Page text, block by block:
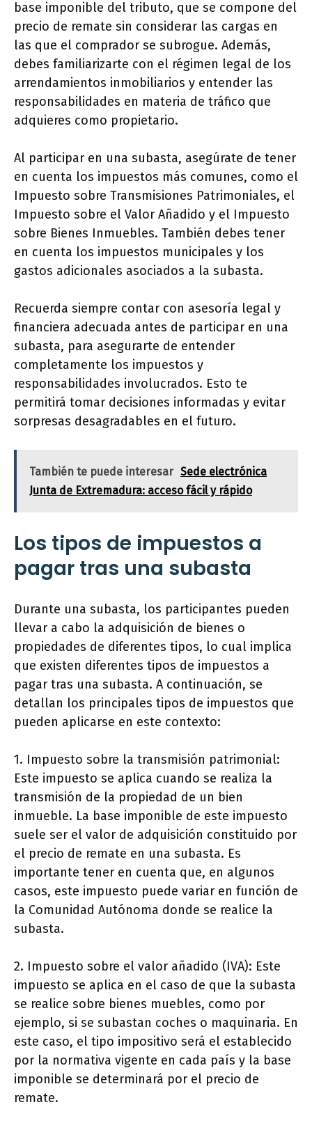
base imponible del tributo, que se compone del
precio de remate sin considerar las cargas en
las que el comprador se subrogue. Además,
debes familiarizarte con el régimen legal de los
arrendamientos inmobiliarios y entender las
responsabilidades en materia de tráfico que
adquieres como propietario.
Al participar en una subasta, asegúrate de tener
en cuenta los impuestos más comunes, como el
Impuesto sobre Transmisiones Patrimoniales, el
Impuesto sobre el Valor Añadido y el Impuesto
sobre Bienes Inmuebles. También debes tener
en cuenta los impuestos municipales y los
gastos adicionales asociados a la subasta.
Recuerda siempre contar con asesoría legal y
financiera adecuada antes de participar en una
subasta, para asegurarte de entender
completamente los impuestos y
responsabilidades involucrados. Esto te
permitirá tomar decisiones informadas y evitar
sorpresas desagradables en el futuro.
También te puede interesar Sede electrónica
Junta de Extremadura: acceso fácil y rápido
Los tipos de impuestos a
pagar tras una subasta
Durante una subasta, los participantes pueden
llevar a cabo la adquisición de bienes o
propiedades de diferentes tipos, lo cual implica
que existen diferentes tipos de impuestos a
pagar tras una subasta. A continuación, se
detallan los principales tipos de impuestos que
pueden aplicarse en este contexto:
1. Impuesto sobre la transmisión patrimonial:
Este impuesto se aplica cuando se realiza la
transmisión de la propiedad de un bien
inmueble. La base imponible de este impuesto
suele ser el valor de adquisición constituido por
el precio de remate en una subasta. Es
importante tener en cuenta que, en algunos
casos, este impuesto puede variar en función de
la Comunidad Autónoma donde se realice la
subasta.
2. Impuesto sobre el valor añadido (IVA): Este
impuesto se aplica en el caso de que la subasta
se realice sobre bienes muebles, como por
ejemplo, si se subastan coches o maquinaria. En
este caso, el tipo impositivo será el establecido
por la normativa vigente en cada país y la base
imponible se determinará por el precio de
remate.